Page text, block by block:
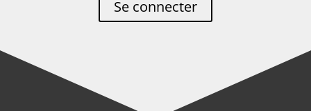
Se connecter